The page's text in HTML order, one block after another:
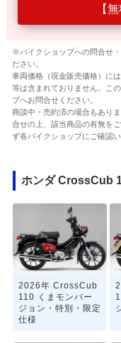
【
※バイクショップへの問合せ
ださい。
車両価格（現金販売価格）に
等は含まれておりません。こ
プへお問合せください。
商談中・売約済の場合もあり
合せの上、該当商品の有無を
ず各バイクショップにご確認
ホンダ CrossCub
2026年 CrossCub
110 くまモンバー
ジョン・特別・限定
仕様